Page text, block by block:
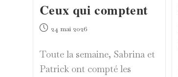
Ceux qui comptent
Publication
24 mai 2026
Toute la semaine, Sabrina et
Patrick ont compté les